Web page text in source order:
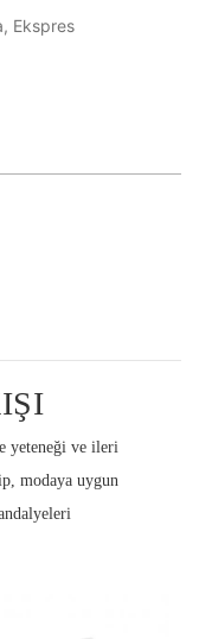
Ekspres
yeteneği ve ileri
modaya uygun